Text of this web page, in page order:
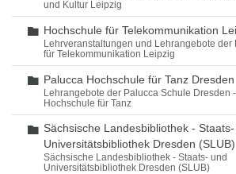
und Kultur Leipzig
Ordner
Hochschule für Telekommunikation
Lehrveranstaltungen und Lehrangebote der
für Telekommunikation Leipzig
Ordner
Palucca Hochschule für Tanz Dresden
Lehrangebote der Palucca Schule Dresden -
Hochschule für Tanz
Ordner
Sächsische Landesbibliothek - Staats-
Universitätsbibliothek Dresden (SLUB)
Sächsische Landesbibliothek - Staats- und
Universitätsbibliothek Dresden (SLUB)